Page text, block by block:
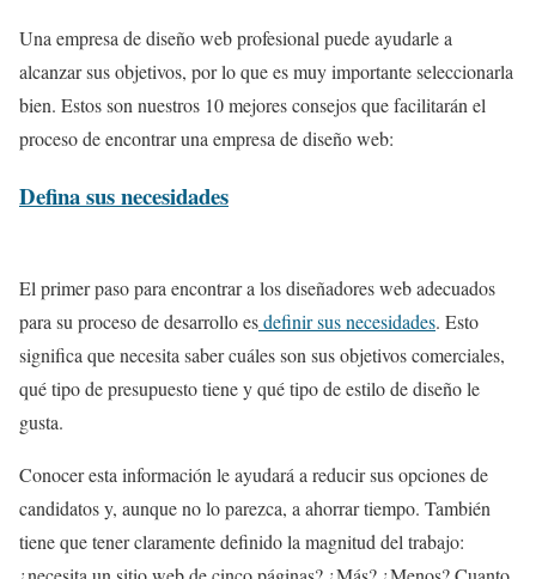
Una empresa de diseño web profesional puede ayudarle a
alcanzar sus objetivos, por lo que es muy importante seleccionarla
bien. Estos son nuestros 10 mejores consejos que facilitarán el
proceso de encontrar una empresa de diseño web:
Defina sus necesidades
El primer paso para encontrar a los diseñadores web adecuados
para su proceso de desarrollo esdefinir sus necesidades. Esto
significa que necesita saber cuáles son sus objetivos comerciales,
qué tipo de presupuesto tiene y qué tipo de estilo de diseño le
gusta.
Conocer esta información le ayudará a reducir sus opciones de
candidatos y, aunque no lo parezca, a ahorrar tiempo. También
tiene que tener claramente definido la magnitud del trabajo: